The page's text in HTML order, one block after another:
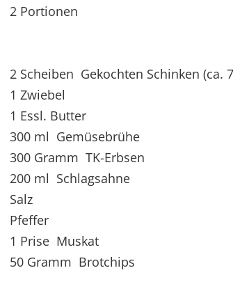
2 Portionen
2 Scheiben Gekochten Schinken (ca.
1 Zwiebel
1 Essl. Butter
300 ml Gemüsebrühe
300 Gramm TK-Erbsen
200 ml Schlagsahne
Salz
Pfeffer
1 Prise Muskat
50 Gramm Brotchips